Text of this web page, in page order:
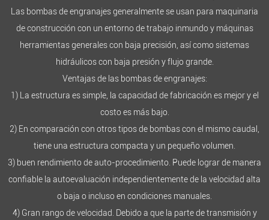
Las bombas de engranajes generalmente se usan para maquinaria
de construcción con un entorno de trabajo inmundo y máquinas
herramientas generales con baja precisión, así como sistemas
hidráulicos con baja presión y flujo grande.
Ventajas de las bombas de engranajes:
1) La estructura es simple, la capacidad de fabricación es mejor y el
costo es más bajo.
2) En comparación con otros tipos de bombas con el mismo caudal,
tiene una estructura compacta y un pequeño volumen.
3) buen rendimiento de auto-procedimiento. Puede lograr de manera
confiable la autoevaluación independientemente de la velocidad alta
o baja o incluso en condiciones manuales.
4) Gran rango de velocidad. Debido a que la parte de transmisión y